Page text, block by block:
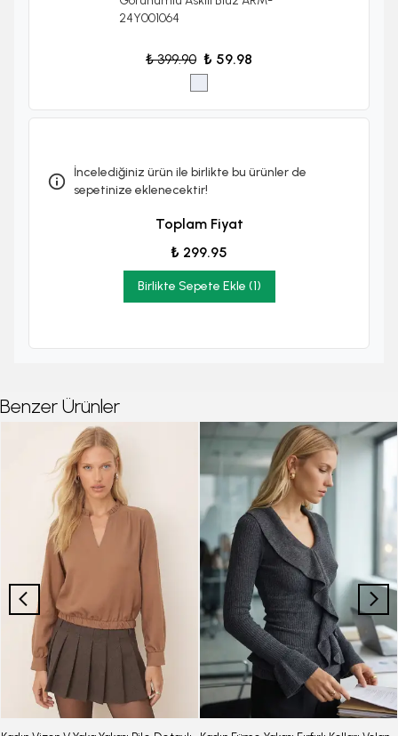
24Y001064
₺ 399.90 ₺ 59.98
İncelediğiniz ürün ile birlikte bu ürünler de
sepetinize eklenecektir!
Toplam Fiyat
₺ 299.95
Birlikte Sepete Ekle (1)
Benzer Ürünler